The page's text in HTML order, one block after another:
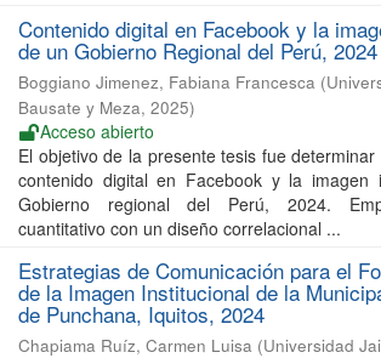
Contenido digital en Facebook y la
de un Gobierno Regional del Perú, 2024
Boggiano Jimenez, Fabiana Francesca (
Bausate y Meza, 2025)
Acceso abierto
El objetivo de la presente tesis fue
contenido digital en Facebook y la imagen
Gobierno regional del Perú, 2024.
cuantitativo con un diseño correlacional ...
Estrategias de Comunicación para el
de la Imagen Institucional de la
de Punchana, Iquitos, 2024
Chapiama Ruíz, Carmen Luisa (Universidad